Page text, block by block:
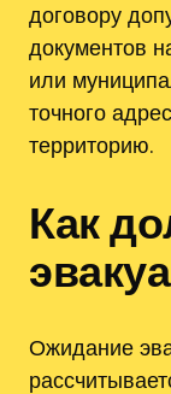
договору
документов
или
точного
территорию.
Как
Ожидание